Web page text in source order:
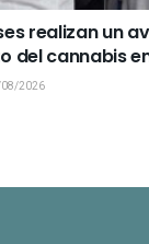
realizan un
del cannabis
2026